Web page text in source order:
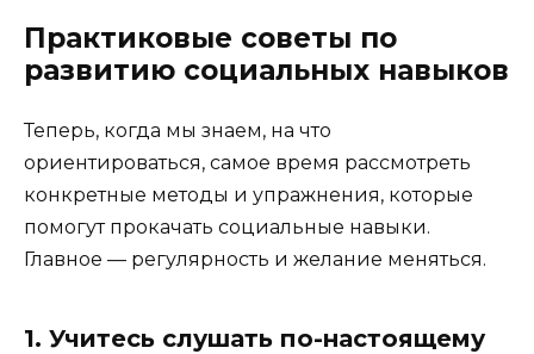
Практиковые советы по
развитию социальных навыков
Теперь, когда мы знаем, на что
ориентироваться, самое время рассмотреть
конкретные методы и упражнения, которые
помогут прокачать социальные навыки.
Главное — регулярность и желание меняться.
1. Учитесь слушать по-настоящему